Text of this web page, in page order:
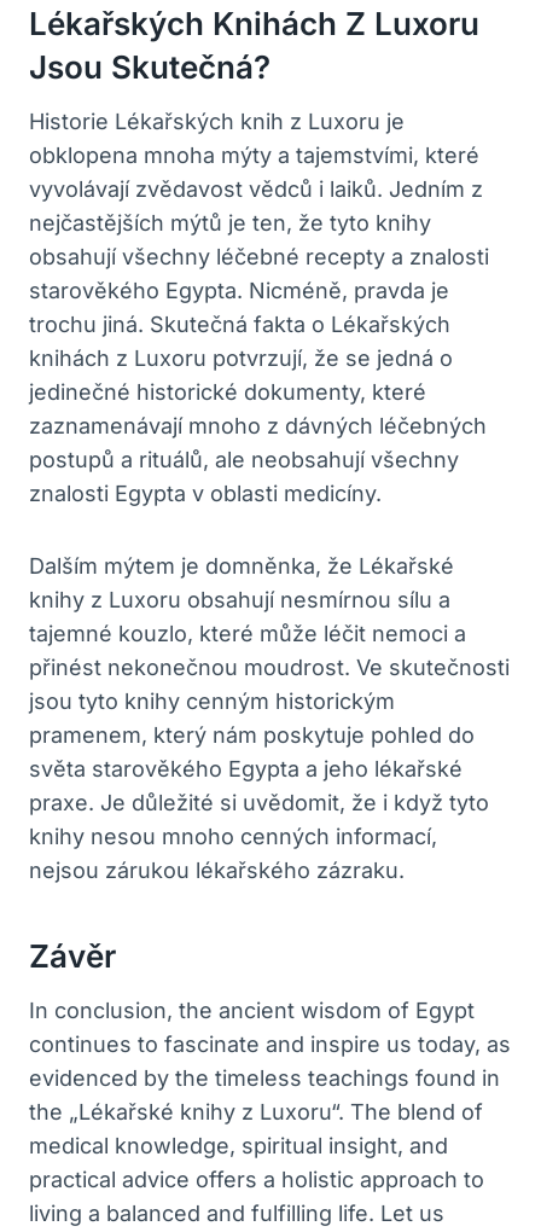
Lékařských Knihách Z Luxoru
Jsou Skutečná?
Historie Lékařských knih z Luxoru je
obklopena mnoha mýty a tajemstvími, které
vyvolávají zvědavost vědců i laiků. Jedním z
nejčastějších mýtů je ten, že tyto knihy
obsahují všechny léčebné recepty a znalosti
starověkého Egypta. Nicméně, pravda je
trochu jiná. Skutečná fakta o Lékařských
knihách z Luxoru potvrzují, že se jedná o
jedinečné historické dokumenty, které
zaznamenávají mnoho z dávných léčebných
postupů a rituálů, ale neobsahují všechny
znalosti Egypta v oblasti medicíny.
Dalším mýtem je domněnka, že Lékařské
knihy z Luxoru obsahují nesmírnou sílu a
tajemné kouzlo, které může léčit nemoci a
přinést nekonečnou moudrost. Ve skutečnosti
jsou tyto knihy cenným historickým
pramenem, který nám poskytuje pohled do
světa starověkého Egypta a jeho lékařské
praxe. Je důležité si uvědomit, že i když tyto
knihy nesou mnoho cenných informací,
nejsou zárukou lékařského zázraku.
Závěr
In conclusion, the ancient wisdom of Egypt
continues to fascinate and inspire us today, as
evidenced by the timeless teachings found in
the „Lékařské knihy z Luxoru“. The blend of
medical knowledge, spiritual insight, and
practical advice offers a holistic approach to
living a balanced and fulfilling life. Let us